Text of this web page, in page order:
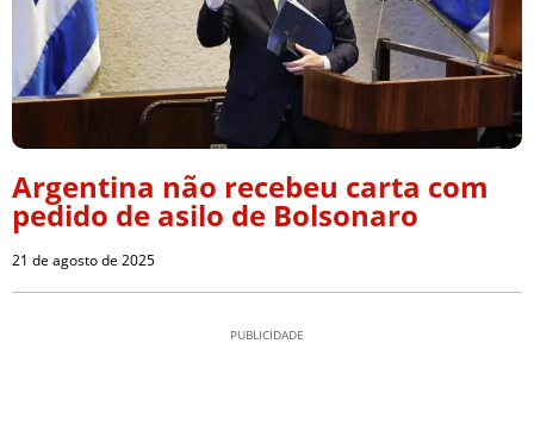
Argentina não recebeu carta com
pedido de asilo de Bolsonaro
21 de agosto de 2025
PUBLICIDADE